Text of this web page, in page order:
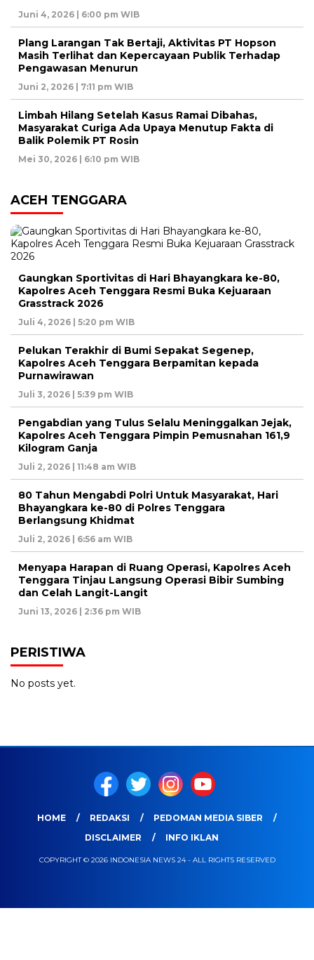
Juni 4, 2026 | 6:00 pm WIB
Plang Larangan Tak Bertaji, Aktivitas PT Hopson
Masih Terlihat dan Kepercayaan Publik Terhadap
Pengawasan Menurun
Juni 2, 2026 | 7:11 pm WIB
Limbah Hilang Setelah Kasus Ramai Dibahas,
Masyarakat Curiga Ada Upaya Menutup Fakta di
Balik Polemik PT Rosin
Mei 30, 2026 | 6:10 pm WIB
ACEH TENGGARA
Gaungkan Sportivitas di Hari Bhayangkara ke-80,
Kapolres Aceh Tenggara Resmi Buka Kejuaraan
Grasstrack 2026
Juli 4, 2026 | 5:20 pm WIB
Pelukan Terakhir di Bumi Sepakat Segenep,
Kapolres Aceh Tenggara Berpamitan kepada
Purnawirawan
Juli 3, 2026 | 5:39 pm WIB
Pengabdian yang Tulus Selalu Meninggalkan Jejak,
Kapolres Aceh Tenggara Pimpin Pemusnahan 161,9
Kilogram Ganja
Juli 2, 2026 | 11:48 am WIB
80 Tahun Mengabdi Polri Untuk Masyarakat, Hari
Bhayangkara ke-80 di Polres Tenggara
Berlangsung Khidmat
Juli 2, 2026 | 6:56 am WIB
Menyapa Harapan di Ruang Operasi, Kapolres Aceh
Tenggara Tinjau Langsung Operasi Bibir Sumbing
dan Celah Langit-Langit
Juni 13, 2026 | 2:36 pm WIB
PERISTIWA
No posts yet.
HOME REDAKSI
PEDOMAN MEDIA SIBER
DISCLAIMER
INFO IKLAN
COPYRIGHT © 2026 INDONESIA NEWS 24 - ALL RIGHTS RESERVED